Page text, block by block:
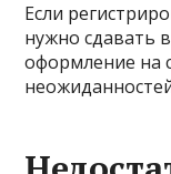
Если
нужно сдавать
оформление на